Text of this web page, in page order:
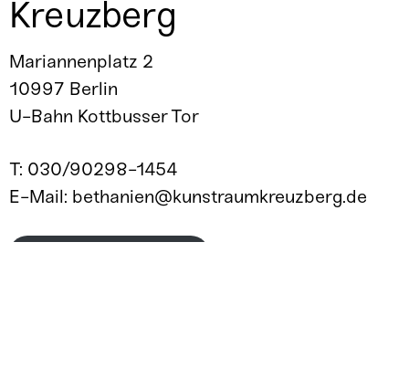
Kreuzberg
Mariannenplatz 2
10997 Berlin
U-Bahn Kottbusser Tor
T: 030/90298-1454
E-Mail: bethanien@kunstraumkreuzberg.de